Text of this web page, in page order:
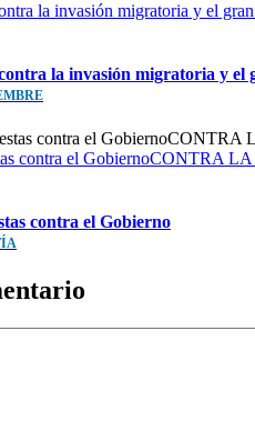
la invasión migratoria y el
la invasión migratoria y el
contra el GobiernoCONTRA
contra el Gobierno